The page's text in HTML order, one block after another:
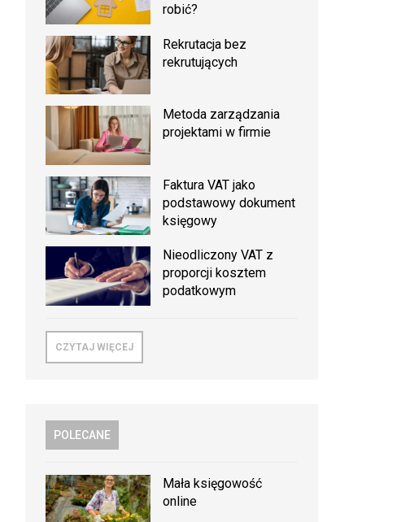
robić?
Rekrutacja bez
rekrutujących
Metoda zarządzania
projektami w firmie
Faktura VAT jako
podstawowy dokument
księgowy
Nieodliczony VAT z
proporcji kosztem
podatkowym
CZYTAJ WIĘCEJ
POLECANE
Mała księgowość
online